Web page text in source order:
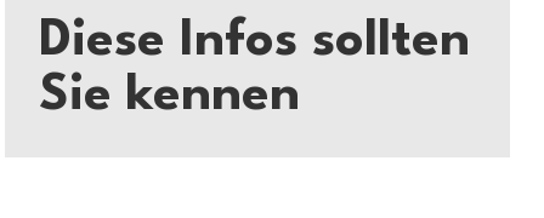
Diese Infos sollten
Sie kennen